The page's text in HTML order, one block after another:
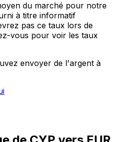
du marché pour notre
à titre informatif
pas ce taux lors de
vous pour voir les taux
envoyer de l'argent à